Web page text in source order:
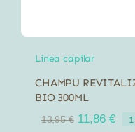
Línea capilar
CHAMPU
BIO 300ML
13,95€ El
11,86 €El